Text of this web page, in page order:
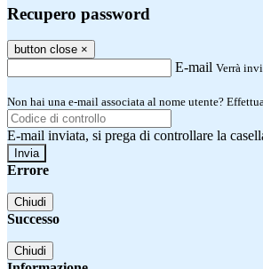
Recupero password
button close ×
E-mail Verrà
Non hai una e-mail associata al nome utente?
E-mail inviata, si prega di controllare la
Errore
Chiudi
Successo
Chiudi